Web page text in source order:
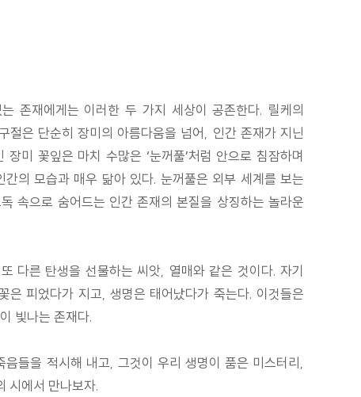
존재에게는 이러한 두 가지 세상이 공존한다. 릴케의
은 단순히 장미의 아름다움을 넘어, 인간 존재가 지닌
미 꽃잎은 마치 수많은 ‘눈꺼풀’처럼 안으로 침잠하며
의 모습과 매우 닮아 있다. 눈꺼풀은 외부 세계를 보는
속으로 숨어드는 인간 존재의 본질을 상징하는 놀라운
다른 탄생을 선물하는 씨앗, 열매와 같은 것이다. 자기
피었다가 지고, 생명은 태어났다가 죽는다. 이것들은
빛나는 존재다.
들을 적시해 내고, 그것이 우리 생명이 품은 미스터리,
시에서 만나보자.